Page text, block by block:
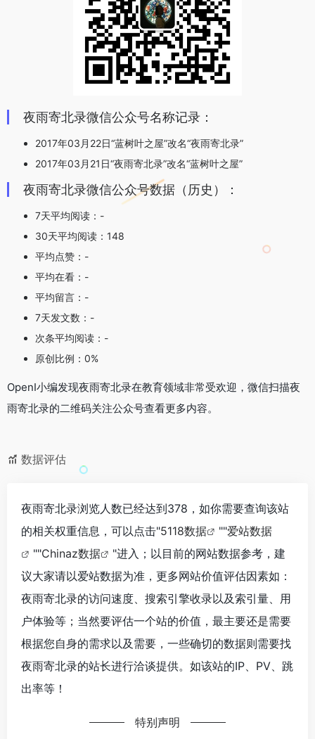
夜雨寄北录微信公众号名称记录：
2017年03月22日“蓝树叶之屋”改名“夜雨寄北录”
2017年03月21日“夜雨寄北录”改名“蓝树叶之屋”
夜雨寄北录微信公众号数据（历史）：
7天平均阅读：-
30天平均阅读：148
平均点赞：-
平均在看：-
平均留言：-
7天发文数：-
次条平均阅读：-
原创比例：0%
OpenI小编发现夜雨寄北录在教育领域非常受欢迎，微信扫描夜
雨寄北录的二维码关注公众号查看更多内容。
数据评估
夜雨寄北录浏览人数已经达到378，如你需要查询该站
的相关权重信息，可以点击"5118数据 ""爱站数据
""Chinaz数据
"进入；以目前的网站数据参考，建
议大家请以爱站数据为准，更多网站价值评估因素如：
夜雨寄北录的访问速度、搜索引擎收录以及索引量、用
户体验等；当然要评估一个站的价值，最主要还是需要
根据您自身的需求以及需要，一些确切的数据则需要找
夜雨寄北录的站长进行洽谈提供。如该站的IP、PV、跳
出率等！
特别声明